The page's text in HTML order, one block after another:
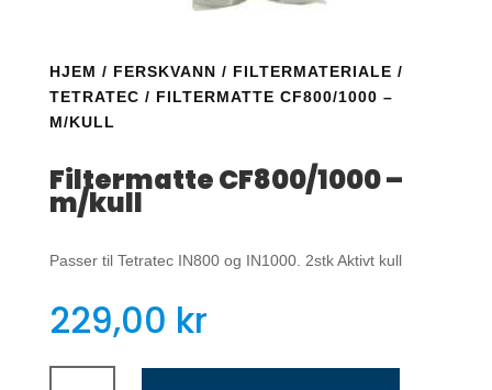
HJEM / FERSKVANN / FILTERMATERIALE /
TETRATEC / FILTERMATTE CF800/1000 –
M/KULL
Filtermatte CF800/1000 –
m/kull
Passer til Tetratec IN800 og IN1000. 2stk Aktivt kull
229,00 kr
Filtermatte